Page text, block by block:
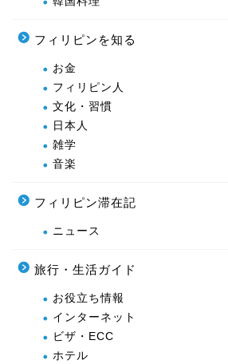
フィリピンを知る
お金
フィリピン人
文化・習慣
日本人
雑学
音楽
フィリピン滞在記
ニュース
旅行・生活ガイド
お役立ち情報
インターネット
ビザ・ECC
ホテル